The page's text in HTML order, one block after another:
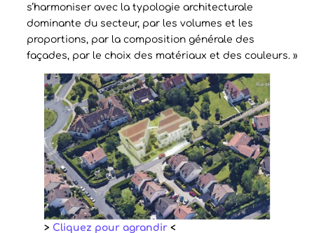
s’harmoniser avec la typologie architecturale
dominante du secteur, par les volumes et les
proportions, par la composition générale des
façades, par le choix des matériaux et des couleurs. »
> Cliquez pour agrandir<